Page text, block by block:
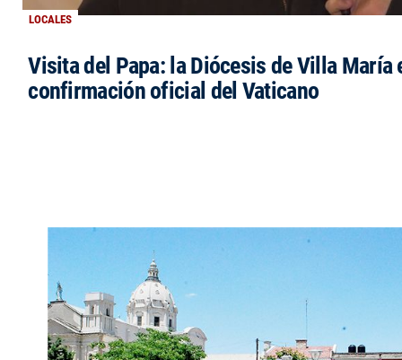
LOCALES
Visita del Papa: la Diócesis de Villa María
confirmación oficial del Vaticano